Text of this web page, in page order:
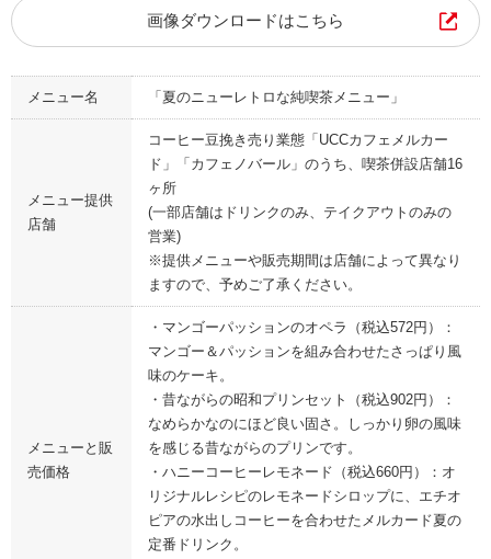
画像ダウンロードはこちら
メニュー名 「夏のニューレトロな純喫茶メニュー」
メニュー提供
店舗
コーヒー豆挽き売り業態「UCCカフェメルカー
ド」「カフェノバール」のうち、喫茶併設店舗16
ヶ所
(一部店舗はドリンクのみ、テイクアウトのみの
営業)
※提供メニューや販売期間は店舗によって異なり
ますので、予めご了承ください。
メニューと販
売価格
・マンゴーパッションのオペラ（税込572円）：
マンゴー＆パッションを組み合わせたさっぱり風
味のケーキ。
・昔ながらの昭和プリンセット（税込902円）：
なめらかなのにほど良い固さ。しっかり卵の風味
を感じる昔ながらのプリンです。
・ハニーコーヒーレモネード（税込660円）：オ
リジナルレシピのレモネードシロップに、エチオ
ピアの水出しコーヒーを合わせたメルカード夏の
定番ドリンク。